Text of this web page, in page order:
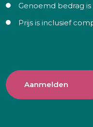
Genoemd bedrag is
Prijs is inclusief
Aanmelden